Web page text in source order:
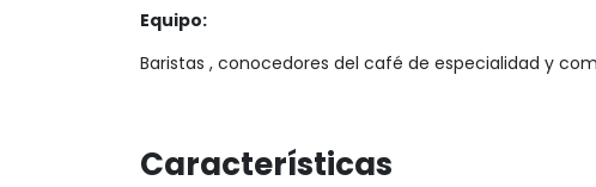
Equipo:
Baristas , conocedores del café de especialidad y
Características